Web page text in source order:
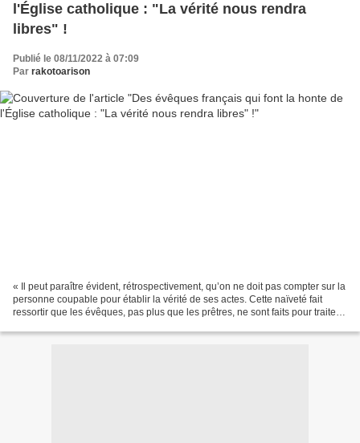
l'Église catholique : "La vérité nous rendra
libres" !
Publié le 08/11/2022 à 07:09
Par rakotoarison
« Il peut paraître évident, rétrospectivement, qu’on ne doit pas compter sur la
personne coupable pour établir la vérité de ses actes. Cette naïveté fait
ressortir que les évêques, pas plus que les prêtres, ne sont faits pour traiter